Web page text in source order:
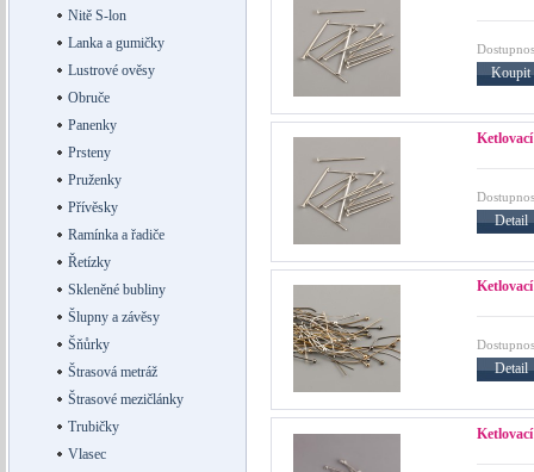
Nitě S-lon
Lanka a gumičky
Lustrové ověsy
Obruče
Panenky
Prsteny
Pruženky
Přívěsky
Ramínka a řadiče
Řetízky
Skleněné bubliny
Šlupny a závěsy
Šňůrky
Štrasová metráž
Štrasové mezičlánky
Trubičky
Vlasec
Koupit
Detail
Detail